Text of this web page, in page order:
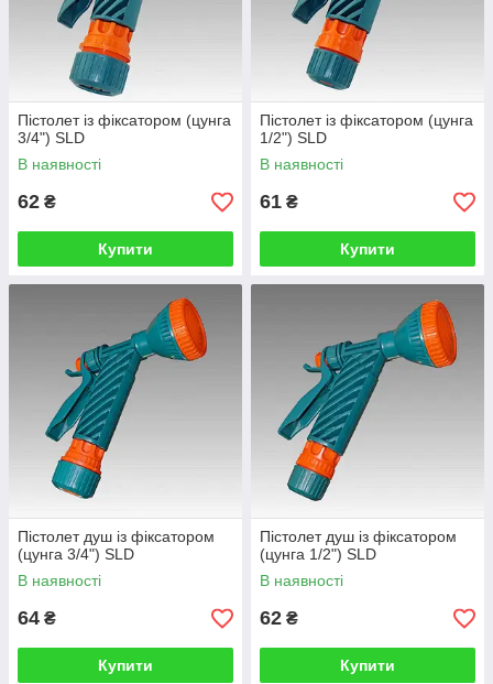
Пістолет із фіксатором (цунга
3/4") SLD
В наявності
62 ₴
Купити
Пістолет із фіксатором (цунга
1/2") SLD
В наявності
61 ₴
Купити
Пістолет душ із фіксатором
(цунга 3/4") SLD
В наявності
64 ₴
Купити
Пістолет душ із фіксатором
(цунга 1/2") SLD
В наявності
62 ₴
Купити